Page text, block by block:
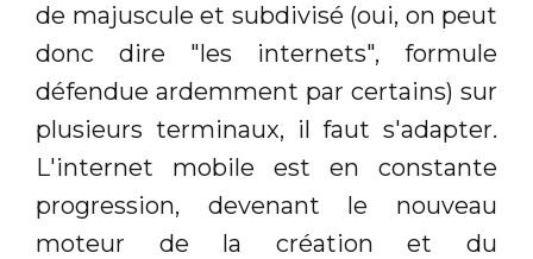
de majuscule et subdivisé (oui, on peut
donc dire "les internets", formule
défendue ardemment par certains) sur
plusieurs terminaux, il faut s'adapter.
L'internet mobile est en constante
progression, devenant le nouveau
moteur de la création et du